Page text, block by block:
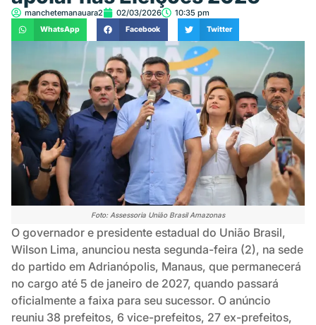
manchetemanauara2 02/03/2026 10:35 pm
WhatsApp Facebook Twitter
Foto: Assessoria União Brasil Amazonas
O governador e presidente estadual do União Brasil,
Wilson Lima, anunciou nesta segunda-feira (2), na sede
do partido em Adrianópolis, Manaus, que permanecerá
no cargo até 5 de janeiro de 2027, quando passará
oficialmente a faixa para seu sucessor. O anúncio
reuniu 38 prefeitos, 6 vice-prefeitos, 27 ex-prefeitos,